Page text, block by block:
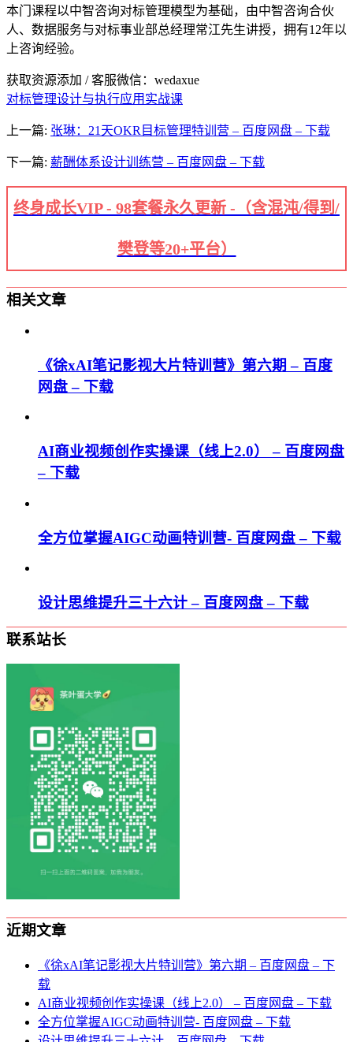
本门课程以中智咨询对标管理模型为基础，由中智咨询合伙
人、数据服务与对标事业部总经理常江先生讲授，拥有12年以
上咨询经验。
获取资源添加 / 客服微信：wedaxue
对标管理设计与执行应用实战课
上一篇: 张琳：21天OKR目标管理特训营 – 百度网盘 – 下载
下一篇: 薪酬体系设计训练营 – 百度网盘 – 下载
终身成长VIP - 98套餐永久更新 -（含混沌/得到/
樊登等20+平台）
相关文章
《徐xAI笔记影视大片特训营》第六期 – 百度
网盘 – 下载
AI商业视频创作实操课（线上2.0） – 百度网盘
– 下载
全方位掌握AIGC动画特训营- 百度网盘 – 下载
设计思维提升三十六计 – 百度网盘 – 下载
联系站长
近期文章
《徐xAI笔记影视大片特训营》第六期 – 百度网盘 – 下
载
AI商业视频创作实操课（线上2.0） – 百度网盘 – 下载
全方位掌握AIGC动画特训营- 百度网盘 – 下载